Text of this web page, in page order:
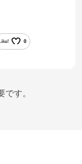
す。
0
です。